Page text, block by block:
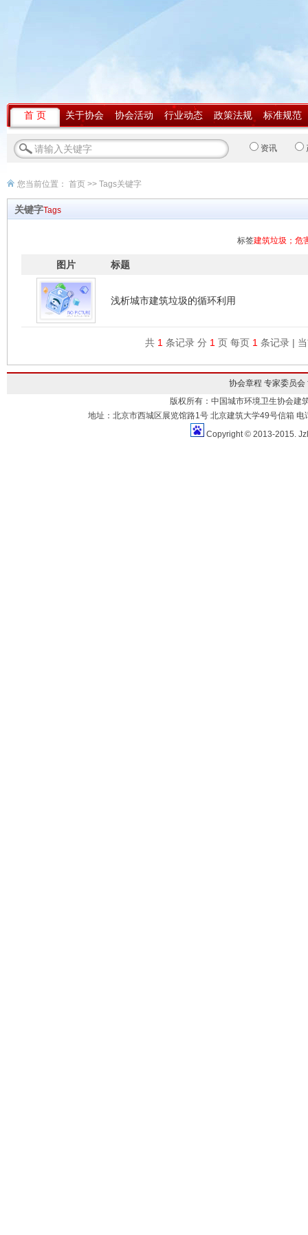
首 页 关于协会 协会活动 行业动态 政策法规 标准规范
资讯
您当前位置： 首页 >> Tags关键字
关键字Tags
标签建筑垃圾；危
图片 标题
浅析城市建筑垃圾的循环利用
共 1 条记录 分 1 页 每页 1 条记录 |
协会章程 专家委员会
版权所有：中国城市环境卫生协会建
地址：北京市西城区展览馆路1号 北京建筑大学49号信箱
Copyright © 2013-2015.